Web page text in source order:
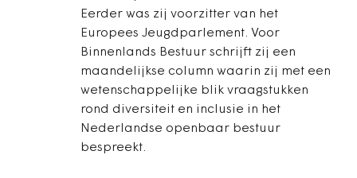
Eerder was zij voorzitter van het
Europees Jeugdparlement. Voor
Binnenlands Bestuur schrijft zij een
maandelijkse column waarin zij met een
wetenschappelijke blik vraagstukken
rond diversiteit en inclusie in het
Nederlandse openbaar bestuur
bespreekt.